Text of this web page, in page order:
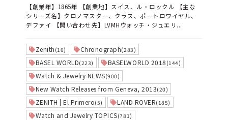
【創業年】1865年 【創業地】スイス、ル・ロックル 【主な
シリーズ名】クロノマスター、クラス、ポートロワイヤル、
デファイ 【問い合わせ先】LVMHウォッチ・ジュエリ...
Zenith (16) Chronograph(283)
BASEL WORLD(223) BASELWORLD 2018 (144)
Watch & Jewelry NEWS(900)
New Watch Releases from Geneva, 2013(20)
ZENITH | El Primero(5) LAND ROVER(185)
Watch and Jewelry TOPICS(781)